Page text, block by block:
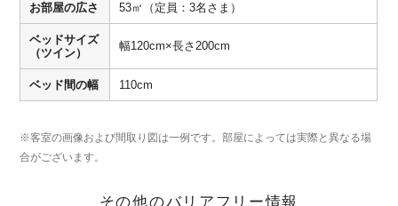
お部屋の広さ 53㎡（定員：3名さま）
ベッドサイズ
（ツイン）
幅120cm×長さ200cm
ベッド間の幅 110cm
※客室の画像および間取り図は一例です。部屋によっては実際と異なる場
合がございます。
その他のバリアフリー情報